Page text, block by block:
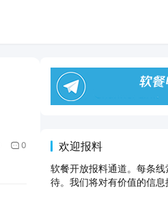
0 欢迎报料
软餐开放报料通道。每条
待。我们将对有价值的信息